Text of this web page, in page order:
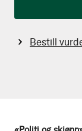
Bestill